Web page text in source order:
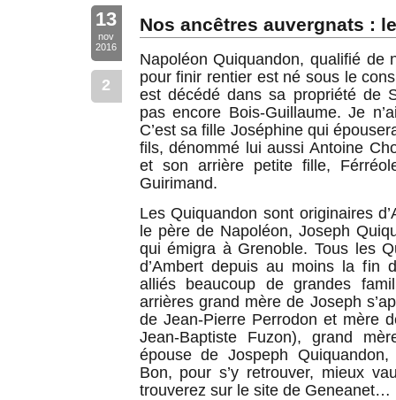
13
nov
2016
2
Nos ancêtres auvergnats :
Napoléon Quiquandon, qualifié de
pour finir rentier est né sous le
est décédé dans sa propriété de
pas encore Bois-Guillaume. Je
C’est sa fille Joséphine qui
fils, dénommé lui aussi Antoine
et son arrière petite fille,
Guirimand.
Les Quiquandon sont originaires
le père de Napoléon, Joseph
qui émigra à Grenoble. Tous les
d’Ambert depuis au moins la fin
alliés beaucoup de grandes
arrières grand mère de Joseph
de Jean-Pierre Perrodon et mère
Jean-Baptiste Fuzon), grand
épouse de Jospeph
Bon, pour s’y retrouver, mieux
trouverez sur le site de Geneanet…